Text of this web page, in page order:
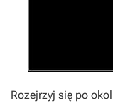
Rozejrzyj się po